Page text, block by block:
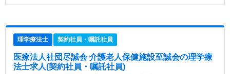
理学療法士 契約社員・嘱託社員
医療法人社団尽誠会 介護老人保健施設至誠会の理学療
法士求人(契約社員・嘱託社員)